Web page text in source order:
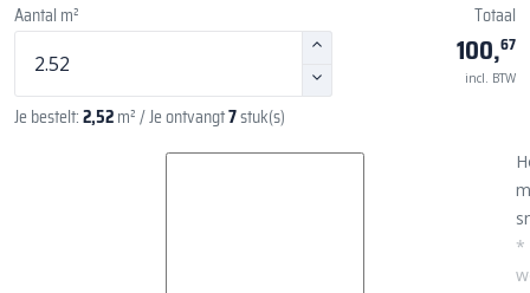
Aantal m²
Je bestelt:2,52m²/ Je ontvangt7stuk(s)
Totaal
100,67
incl. BTW
*